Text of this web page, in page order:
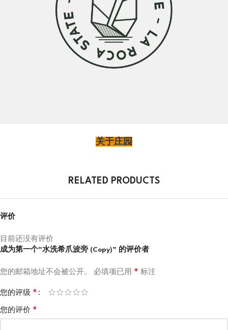
关于庄园
RELATED PRODUCTS
评价
目前还没有评价
成为第一个“水洗希爪波旁 (Copy)” 的评价者
您的邮箱地址不会被公开。 必填项已用 * 标注
您的评级 *
您的评价 *